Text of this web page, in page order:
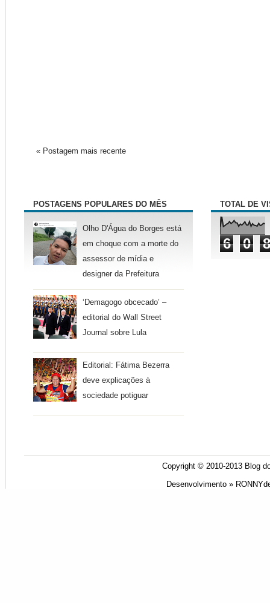
« Postagem mais recente
POSTAGENS POPULARES DO MÊS
Olho D'Água do Borges está
em choque com a morte do
assessor de mídia e
designer da Prefeitura
‘Demagogo obcecado’ –
editorial do Wall Street
Journal sobre Lula
Editorial: Fátima Bezerra
deve explicações à
sociedade potiguar
TOTAL DE
6 0 8
Copyright © 2010-2013 Blog
Desenvolvimento »